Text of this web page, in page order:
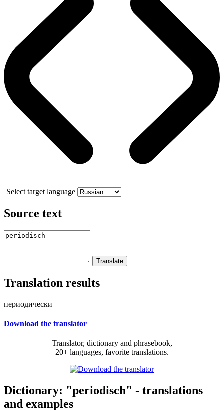
Select target language
Source text
Translation results
периодически
Download the translator
Translator, dictionary and phrasebook,
20+ languages, favorite translations.
Dictionary: "periodisch" - translations
and examples